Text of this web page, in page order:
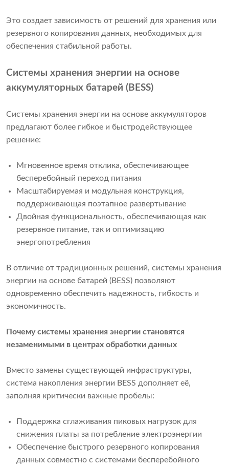
Это создает зависимость от решений для хранения или
резервного копирования данных, необходимых для
обеспечения стабильной работы.
Системы хранения энергии на основе
аккумуляторных батарей (BESS)
Системы хранения энергии на основе аккумуляторов
предлагают более гибкое и быстродействующее
решение:
Мгновенное время отклика, обеспечивающее
бесперебойный переход питания
Масштабируемая и модульная конструкция,
поддерживающая поэтапное развертывание
Двойная функциональность, обеспечивающая как
резервное питание, так и оптимизацию
энергопотребления
В отличие от традиционных решений, системы хранения
энергии на основе батарей (BESS) позволяют
одновременно обеспечить надежность, гибкость и
экономичность.
Почему системы хранения энергии становятся
незаменимыми в центрах обработки данных
Вместо замены существующей инфраструктуры,
система накопления энергии BESS дополняет её,
заполняя критически важные пробелы:
Поддержка сглаживания пиковых нагрузок для
снижения платы за потребление электроэнергии
Обеспечение быстрого резервного копирования
данных совместно с системами бесперебойного